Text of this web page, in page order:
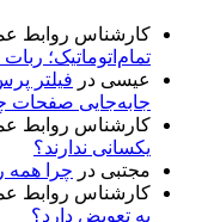
کارشناس روابط
تمام‌اتوماتیک؛
عیسی در فیلتر
جابه‌جایی صفحات
کارشناس روابط
یکسانی ندارند؟
مجتبی در چرا همه
کارشناس روابط
به تعویض دارد؟